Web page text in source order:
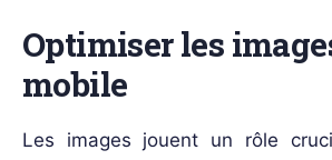
Optimiser les
mobile
Les images jouent un rôle